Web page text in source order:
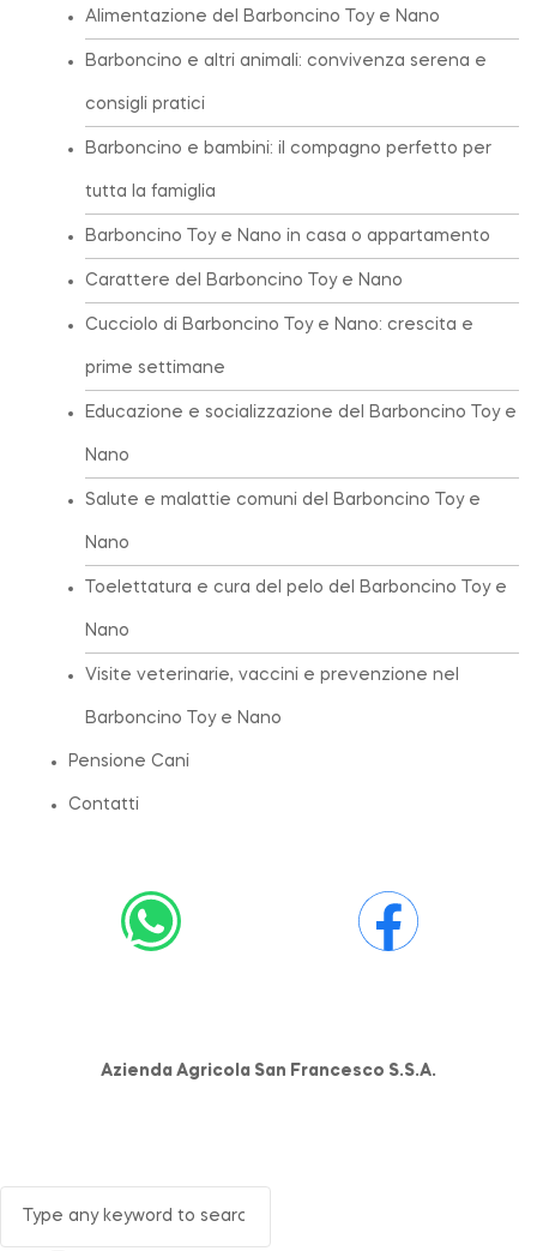
Alimentazione del Barboncino Toy e Nano
Barboncino e altri animali: convivenza serena e
consigli pratici
Barboncino e bambini: il compagno perfetto per
tutta la famiglia
Barboncino Toy e Nano in casa o appartamento
Carattere del Barboncino Toy e Nano
Cucciolo di Barboncino Toy e Nano: crescita e
prime settimane
Educazione e socializzazione del Barboncino Toy e
Nano
Salute e malattie comuni del Barboncino Toy e
Nano
Toelettatura e cura del pelo del Barboncino Toy e
Nano
Visite veterinarie, vaccini e prevenzione nel
Barboncino Toy e Nano
Pensione Cani
Contatti
Azienda Agricola San Francesco S.S.A.